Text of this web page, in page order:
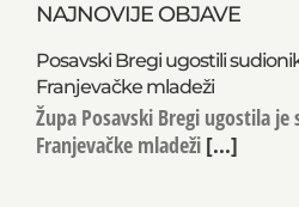
NAJNOVIJE OBJAVE
Posavski Bregi ugostili
Franjevačke mladeži
Župa Posavski Bregi ugostila
Franjevačke mladeži [...]